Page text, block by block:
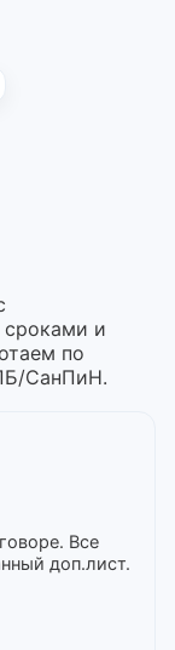
и
по
СанПиН.
Все
доп.лист.